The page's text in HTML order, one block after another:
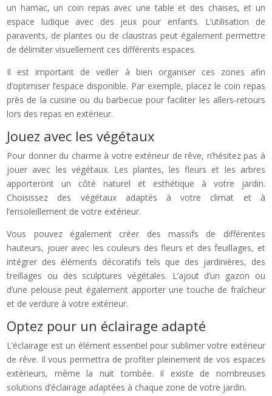
un hamac, un coin repas avec une table et des chaises, et un
espace ludique avec des jeux pour enfants. L’utilisation de
paravents, de plantes ou de claustras peut également permettre
de délimiter visuellement ces différents espaces.
Il est important de veiller à bien organiser ces zones afin
d’optimiser l’espace disponible. Par exemple, placez le coin repas
près de la cuisine ou du barbecue pour faciliter les allers-retours
lors des repas en extérieur.
Jouez avec les végétaux
Pour donner du charme à votre extérieur de rêve, n’hésitez pas à
jouer avec les végétaux. Les plantes, les fleurs et les arbres
apporteront un côté naturel et esthétique à votre jardin.
Choisissez des végétaux adaptés à votre climat et à
l’ensoleillement de votre extérieur.
Vous pouvez également créer des massifs de différentes
hauteurs, jouer avec les couleurs des fleurs et des feuillages, et
intégrer des éléments décoratifs tels que des jardinières, des
treillages ou des sculptures végétales. L’ajout d’un gazon ou
d’une pelouse peut également apporter une touche de fraîcheur
et de verdure à votre extérieur.
Optez pour un éclairage adapté
L’éclairage est un élément essentiel pour sublimer votre extérieur
de rêve. Il vous permettra de profiter pleinement de vos espaces
extérieurs, même la nuit tombée. Il existe de nombreuses
solutions d’éclairage adaptées à chaque zone de votre jardin.